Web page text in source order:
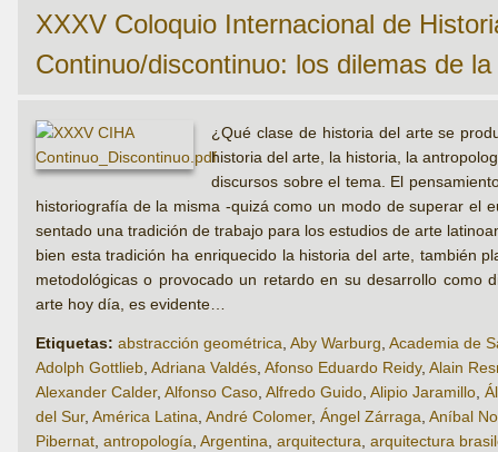
XXXV Coloquio Internacional de
Continuo/discontinuo: los dilemas de
¿Qué clase de historia del arte se
historia del arte, la historia, la
discursos sobre el tema. El
historiografía de la misma -quizá como un modo de superar el
sentado una tradición de trabajo para los estudios de arte
bien esta tradición ha enriquecido la historia del arte, también
metodológicas o provocado un retardo en su desarrollo como
arte hoy día, es evidente…
Etiquetas: abstracción geométrica, Aby Warburg, Academia de
Adolph Gottlieb, Adriana Valdés, Afonso Eduardo Reidy, Alain
Alexander Calder, Alfonso Caso, Alfredo Guido, Alipio Jaramillo,
del Sur, América Latina, André Colomer, Ángel Zárraga, Aníbal
Pibernat, antropología, Argentina, arquitectura, arquitectura